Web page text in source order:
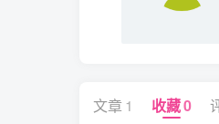
文章 1 收藏0